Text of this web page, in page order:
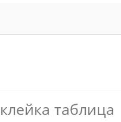
таблица